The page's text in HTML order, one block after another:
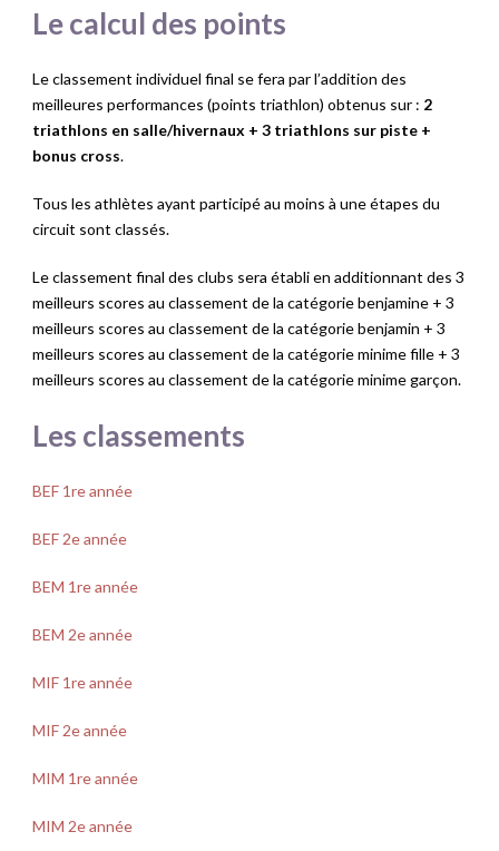
Le calcul des points
Le classement individuel final se fera par l’addition des
meilleures performances (points triathlon) obtenus sur : 2
triathlons en salle/hivernaux + 3 triathlons sur piste +
bonus cross.
Tous les athlètes ayant participé au moins à une étapes du
circuit sont classés.
Le classement final des clubs sera établi en additionnant des 3
meilleurs scores au classement de la catégorie benjamine + 3
meilleurs scores au classement de la catégorie benjamin + 3
meilleurs scores au classement de la catégorie minime fille + 3
meilleurs scores au classement de la catégorie minime garçon.
Les classements
BEF 1re année
BEF 2e année
BEM 1re année
BEM 2e année
MIF 1re année
MIF 2e année
MIM 1re année
MIM 2e année